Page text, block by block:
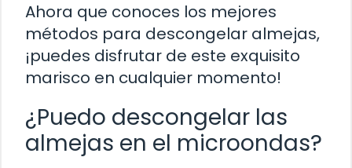
Ahora que conoces los mejores
métodos para descongelar almejas,
¡puedes disfrutar de este exquisito
marisco en cualquier momento!
¿Puedo descongelar las
almejas en el microondas?